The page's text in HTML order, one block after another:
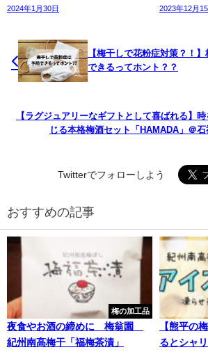
2024年1月30日 2023年12月
【梅干しで花粉症対策？！
できるってホント？？
【ラグジュアリーなギフトとして喜ばれる】時
じる本格梅酒セット「HAMADA」＠石
Twitterでフォローしよう
おすすめの記事
梅の加工品
夜食やお酒の締めに 梅翁園
紀州南高梅干「福梅茶漬」
【熊平の
るとシャ